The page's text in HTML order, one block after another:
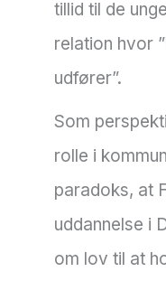
tillid til de
relation hvor
udfører”.
Som
rolle i
paradoks, at
uddannelse i
om lov til at